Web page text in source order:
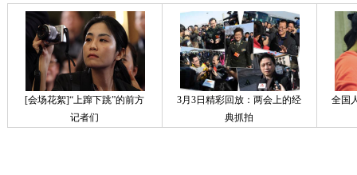
[会场花絮]“上蹿下跳”的前方
记者们
3月3日精彩回放：两会上的经
典抓拍
全国